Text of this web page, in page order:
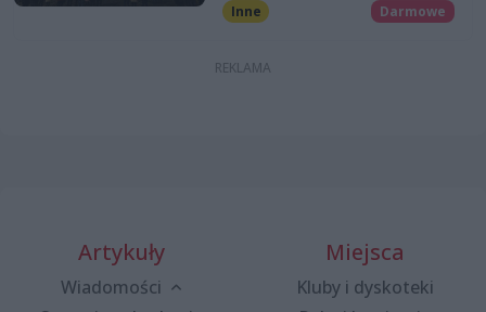
Inne Darmowe
Artykuły
Wiadomości
Miejsca
Kluby i dyskoteki